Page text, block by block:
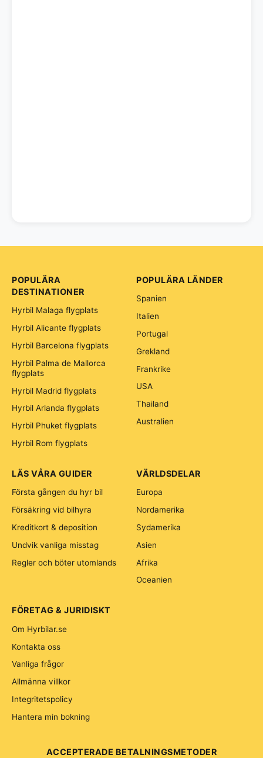
POPULÄRA
DESTINATIONER
Hyrbil Malaga flygplats
Hyrbil Alicante flygplats
Hyrbil Barcelona flygplats
Hyrbil Palma de Mallorca
flygplats
Hyrbil Madrid flygplats
Hyrbil Arlanda flygplats
Hyrbil Phuket flygplats
Hyrbil Rom flygplats
POPULÄRA LÄNDER
Spanien
Italien
Portugal
Grekland
Frankrike
USA
Thailand
Australien
VÄRLDSDELAR
Europa
Nordamerika
Sydamerika
Asien
Afrika
Oceanien
LÄS VÅRA GUIDER
Första gången du hyr bil
Försäkring vid bilhyra
Kreditkort & deposition
Undvik vanliga misstag
Regler och böter utomlands
FÖRETAG & JURIDISKT
Om Hyrbilar.se
Kontakta oss
Vanliga frågor
Allmänna villkor
Integritetspolicy
Hantera min bokning
ACCEPTERADE BETALNINGSMETODER